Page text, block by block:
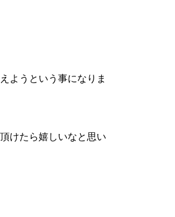
ようという事になりま
けたら嬉しいなと思い